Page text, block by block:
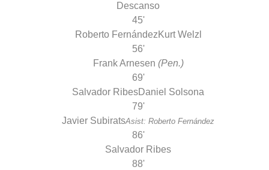
Descanso
45'
Roberto Fernández Kurt Welzl
56'
Frank Arnesen (Pen.)
69'
Salvador RibesDaniel Solsona
79'
Javier SubiratsAsist: Roberto Fernández
86'
Salvador Ribes
88'